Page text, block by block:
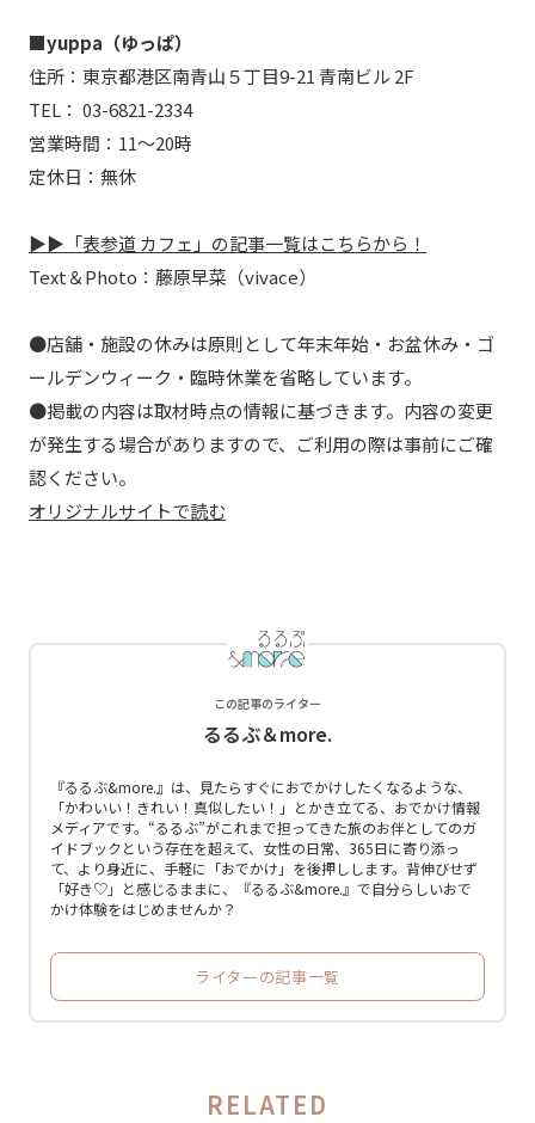
■yuppa（ゆっぱ）
住所：東京都港区南青山５丁目9-21 青南ビル 2F
TEL： 03-6821-2334
営業時間：11〜20時
定休日：無休
▶▶「表参道 カフェ」の記事一覧はこちらから！
Text＆Photo：藤原早菜（vivace）
●店舗・施設の休みは原則として年末年始・お盆休み・ゴ
ールデンウィーク・臨時休業を省略しています。
●掲載の内容は取材時点の情報に基づきます。内容の変更
が発生する場合がありますので、ご利用の際は事前にご確
認ください。
オリジナルサイトで読む
この記事のライター
るるぶ＆more.
『るるぶ&more.』は、見たらすぐにおでかけしたくなるような、
「かわいい！きれい！真似したい！」とかき立てる、おでかけ情報
メディアです。“るるぶ”がこれまで担ってきた旅のお伴としてのガ
イドブックという存在を超えて、女性の日常、365日に寄り添っ
て、より身近に、手軽に「おでかけ」を後押しします。背伸びせず
「好き♡」と感じるままに、『るるぶ&more.』で自分らしいおで
かけ体験をはじめませんか？
ライターの記事一覧
RELATED